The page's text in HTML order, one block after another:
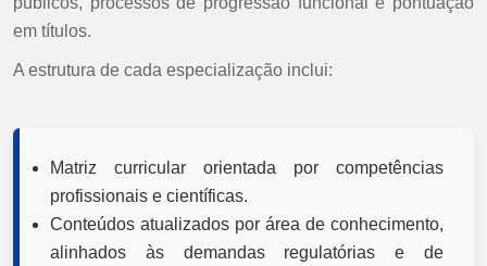
em títulos.
A estrutura de cada especialização inclui:
Matriz curricular orientada por competências
profissionais e científicas.
Conteúdos atualizados por área de conhecimento,
alinhados às demandas regulatórias e de